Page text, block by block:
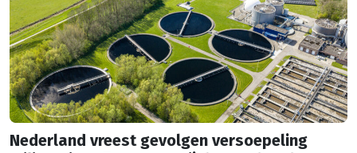
Nederland vreest gevolgen versoepeling